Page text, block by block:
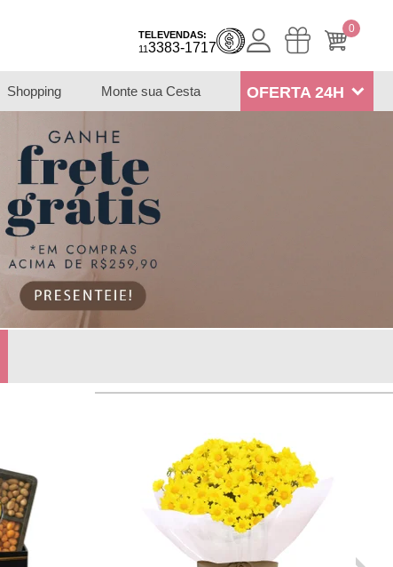
0
TELEVENDAS:
113383-1717
Shopping Monte sua Cesta OFERTA 24H